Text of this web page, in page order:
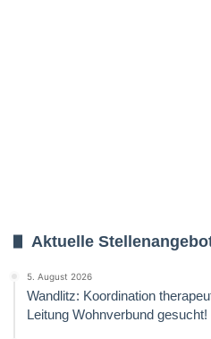
Aktuelle
5. August 2026
Wandlitz: Koordination
Leitung Wohnverbund gesucht!